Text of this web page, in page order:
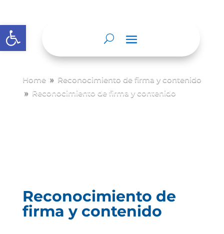
Abrir barra de herramientas
Home 9 Reconocimiento de firma y contenido
9 Reconocimiento de firma y contenido
Reconocimiento de
firma y contenido